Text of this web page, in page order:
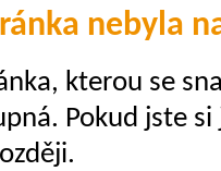
nebyla
kterou se
Pokud jste